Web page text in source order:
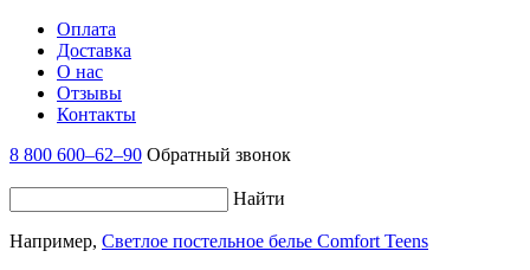
Оплата
Доставка
О нас
Отзывы
Контакты
8 800 600–62–90 Обратный звонок
Найти
Например, Светлое постельное белье Comfort Teens